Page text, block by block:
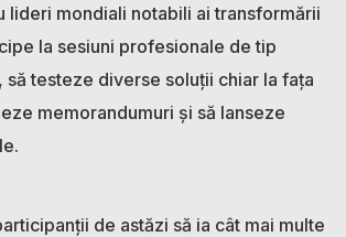
lideri mondiali notabili ai transformării
la sesiuni profesionale de tip
testeze diverse soluții chiar la fața
memorandumuri și să lanseze
de astăzi să ia cât mai multe